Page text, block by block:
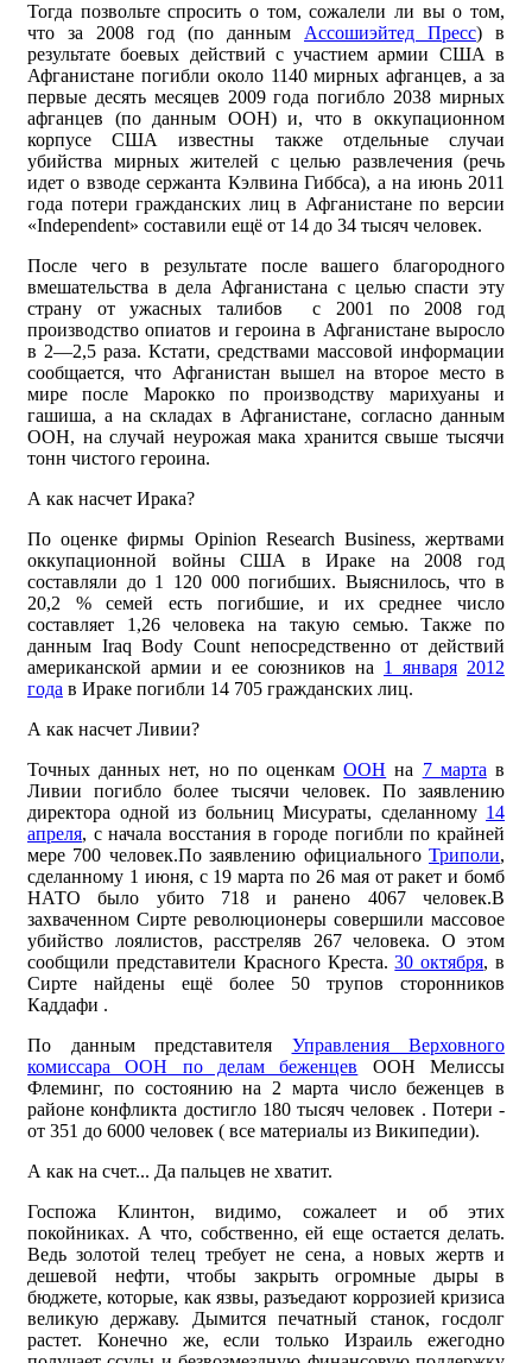
Тогда позвольте спросить о том, сожалели ли вы о том,
что за 2008 год (по данным Ассошиэйтед Пресс) в
результате боевых действий с участием армии США в
Афганистане погибли около 1140 мирных афганцев, а за
первые десять месяцев 2009 года погибло 2038 мирных
афганцев (по данным ООН) и, что в оккупационном
корпусе США известны также отдельные случаи
убийства мирных жителей с целью развлечения (речь
идет о взводе сержанта Кэлвина Гиббса), а на июнь 2011
года потери гражданских лиц в Афганистане по версии
«Independent» составили ещё от 14 до 34 тысяч человек.
После чего в результате после вашего благородного
вмешательства в дела Афганистана с целью спасти эту
страну от ужасных талибов с 2001 по 2008 год
производство опиатов и героина в Афганистане выросло
в 2—2,5 раза. Кстати, средствами массовой информации
сообщается, что Афганистан вышел на второе место в
мире после Марокко по производству марихуаны и
гашиша, а на складах в Афганистане, согласно данным
ООН, на случай неурожая мака хранится свыше тысячи
тонн чистого героина.
А как насчет Ирака?
По оценке фирмы Opinion Research Business, жертвами
оккупационной войны США в Ираке на 2008 год
составляли до 1 120 000 погибших. Выяснилось, что в
20,2 % семей есть погибшие, и их среднее число
составляет 1,26 человека на такую семью. Также по
данным Iraq Body Count непосредственно от действий
американской армии и ее союзников на 1 января 2012
года в Ираке погибли 14 705 гражданских лиц.
А как насчет Ливии?
Точных данных нет, но по оценкамООН на 7 марта в
Ливии погибло более тысячи человек. По заявлению
директора одной из больниц Мисураты, сделанному 14
апреля, с начала восстания в городе погибли по крайней
мере 700 человек.По заявлению официального Триполи,
сделанному 1 июня, с 19 марта по 26 мая от ракет и бомб
НАТО было убито 718 и ранено 4067 человек.В
захваченном Сирте революционеры совершили массовое
убийство лоялистов, расстреляв 267 человека. О этом
сообщили представители Красного Креста.30 октября, в
Сирте найдены ещё более 50 трупов сторонников
Каддафи .
По данным представителя Управления Верховного
комиссара ООН по делам беженцев ООН Мелиссы
Флеминг, по состоянию на 2 марта число беженцев в
районе конфликта достигло 180 тысяч человек . Потери -
от 351 до 6000 человек ( все материалы из Википедии).
А как на счет... Да пальцев не хватит.
Госпожа Клинтон, видимо, сожалеет и об этих
покойниках. А что, собственно, ей еще остается делать.
Ведь золотой телец требует не сена, а новых жертв и
дешевой нефти, чтобы закрыть огромные дыры в
бюджете, которые, как язвы, разъедают коррозией кризиса
великую державу. Дымится печатный станок, госдолг
растет. Конечно же, если только Израиль ежегодно